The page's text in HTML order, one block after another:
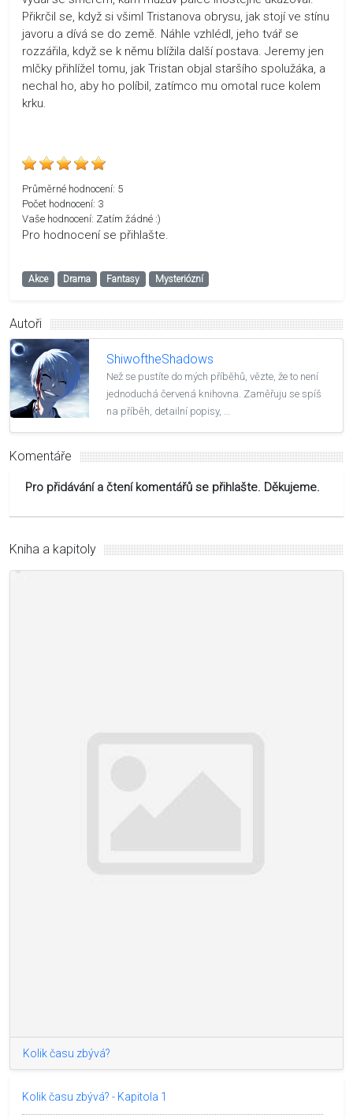
Přikrčil se, když si všiml Tristanova obrysu, jak stojí ve stínu
javoru a dívá se do země. Náhle vzhlédl, jeho tvář se
rozzářila, když se k němu blížila další postava. Jeremy jen
mlčky přihlížel tomu, jak Tristan objal staršího spolužáka, a
nechal ho, aby ho políbil, zatímco mu omotal ruce kolem
krku.
Průměrné hodnocení: 5
Počet hodnocení: 3
Vaše hodnocení: Zatím žádné :)
Pro hodnocení se přihlašte.
Akce Drama Fantasy Mysteriózní
Autoři
ShiwoftheShadows
Než se pustíte do mých příběhů, vězte, že to není
jednoduchá červená knihovna. Zaměřuju se spíš
na příběh, detailní popisy, …
Komentáře
Pro přidávání a čtení komentářů se přihlašte. Děkujeme.
Kniha a kapitoly
Kolik času zbývá?
Kolik času zbývá? - Kapitola 1